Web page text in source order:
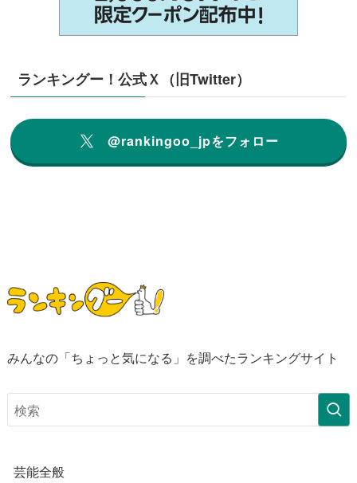
ランキングー！公式Ｘ（旧Twitter）
@rankingoo_jpをフォロー
みんなの「ちょっと気になる」を調べたランキングサイト
芸能全般